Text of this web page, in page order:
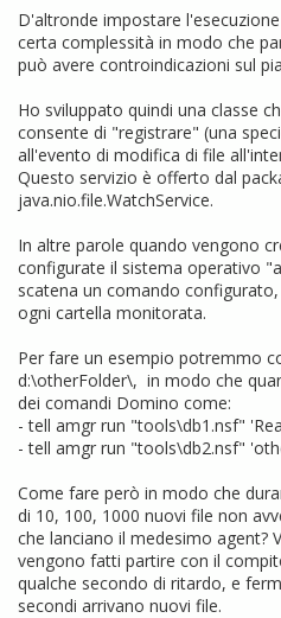
D'altronde impostare
certa complessità in modo che
può avere controindicazioni sul
Ho sviluppato quindi una classe
consente di "registrare" (una
all'evento di modifica di file
Questo servizio è offerto dal
java.nio.file.WatchService.
In altre parole quando vengono
configurate il sistema operativo
scatena un comando
ogni cartella monitorata.
Per fare un esempio potremmo
d:\otherFolder\, in modo che
dei comandi Domino come:
- tell amgr run "tools\db1.nsf"
- tell amgr run "tools\db2.nsf"
Come fare però in modo che
di 10, 100, 1000 nuovi file non
che lanciano il medesimo agent?
vengono fatti partire con il
qualche secondo di ritardo, e
secondi arrivano nuovi file.